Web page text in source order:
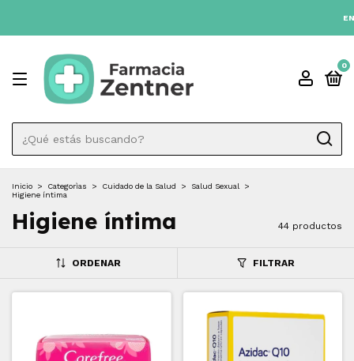
ENVIO GRATIS A TODO EL PAÍS
0
Inicio > Categorìas > Cuidado de la Salud > Salud Sexual
>
Higiene íntima
Higiene íntima 44 productos
ORDENAR FILTRAR